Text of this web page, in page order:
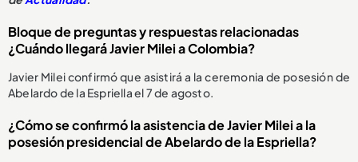
Bloque de preguntas y respuestas relacionadas
¿Cuándo llegará Javier Milei a Colombia?
Javier Milei confirmó que asistirá a la ceremonia de posesión de
Abelardo de la Espriella el 7 de agosto.
¿Cómo se confirmó la asistencia de Javier Milei a la
posesión presidencial de Abelardo de la Espriella?